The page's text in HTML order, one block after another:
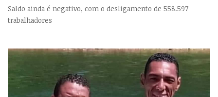
Saldo ainda é negativo, com o desligamento de 558.597
trabalhadores